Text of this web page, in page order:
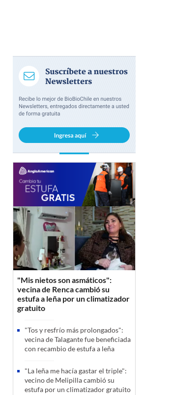
"Mis nietos son asmáticos":
vecina de Renca cambió su
estufa a leña por un climatizador
gratuito
"Tos y resfrío más prolongados":
vecina de Talagante fue beneficiada
con recambio de estufa a leña
"La leña me hacía gastar el triple":
vecino de Melipilla cambió su
estufa por un climatizador gratuito